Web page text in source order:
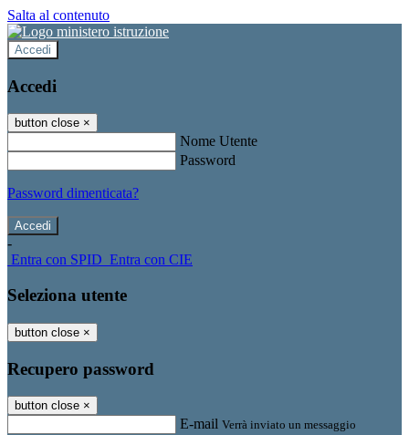
Salta al contenuto
Accedi
Accedi
button close ×
Nome Utente
Password
Password dimenticata?
-
Entra con SPID Entra con CIE
Seleziona utente
button close ×
Recupero password
button close ×
E-mail Verrà inviato un messaggio